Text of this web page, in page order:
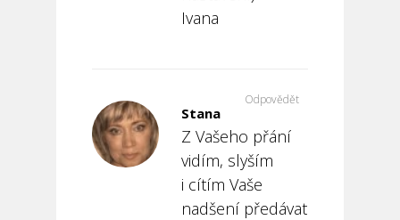
Ivana
Stana
Z Vašeho přání
vidím, slyším
i cítím Vaše
nadšení předávat
Odpovědět